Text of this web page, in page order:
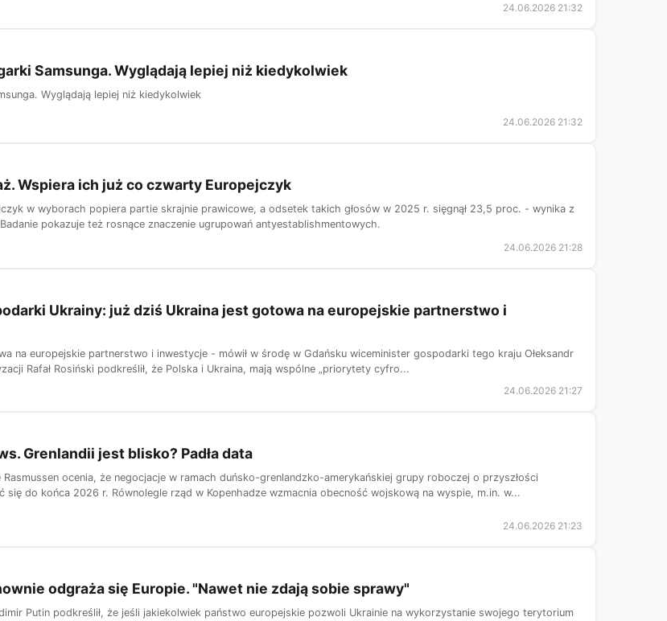
24.06.2026 21:32
Samsunga. Wyglądają lepiej niż kiedykolwiek
Wyglądają lepiej niż kiedykolwiek
24.06.2026 21:32
Wspiera ich już co czwarty Europejczyk
w wyborach popiera partie skrajnie prawicowe, a odsetek takich głosów w 2025 r. sięgnął 23,5 proc. - wynika z
pokazuje też rosnące znaczenie ugrupowań antyestablishmentowych.
24.06.2026 21:28
Ukrainy: już dziś Ukraina jest gotowa na europejskie partnerstwo i
na europejskie partnerstwo i inwestycje - mówił w środę w Gdańsku wiceminister gospodarki tego kraju Ołeksandr
Rafał Rosiński podkreślił, że Polska i Ukraina, mają wspólne „priorytety cyfro...
24.06.2026 21:27
Grenlandii jest blisko? Padła data
Rasmussen ocenia, że negocjacje w ramach duńsko-grenlandzko-amerykańskiej grupy roboczej o przyszłości
się do końca 2026 r. Równolegle rząd w Kopenhadze wzmacnia obecność wojskową na wyspie, m.in. w...
24.06.2026 21:23
odgraża się Europie. "Nawet nie zdają sobie sprawy"
Putin podkreślił, że jeśli jakiekolwiek państwo europejskie pozwoli Ukrainie na wykorzystanie swojego terytorium